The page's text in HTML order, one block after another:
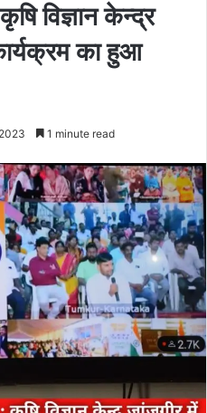
विज्ञान केन्द्र
का हुआ
1 minute read